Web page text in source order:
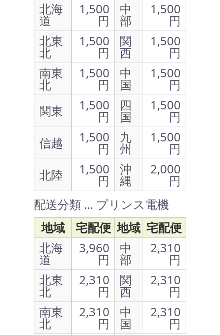
北海
道
1,500
円
中
部
1,500
円
北東
北
1,500
円
関
西
1,500
円
南東
北
1,500
円
中
国
1,500
円
関東
1,500
円
四
国
1,500
円
信越
1,500
円
九
州
1,500
円
北陸
1,500
円
沖
縄
2,000
円
配送分類 … プリンス電機
地域
宅配便 地域 宅配便
北海
道
3,960
円
中
部
2,310
円
北東
北
2,310
円
関
西
2,310
円
南東
北
2,310
円
中
国
2,310
円